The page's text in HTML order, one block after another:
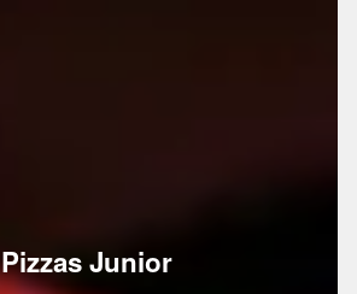
Pizzas Junior